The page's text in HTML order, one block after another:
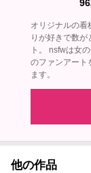
オリジナルの看
りが好きで数
ト。 nsfwは女
のファンアート
ます。
他の作品